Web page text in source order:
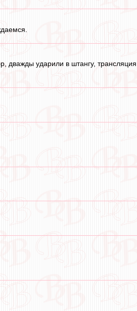
дважды ударили в штангу,